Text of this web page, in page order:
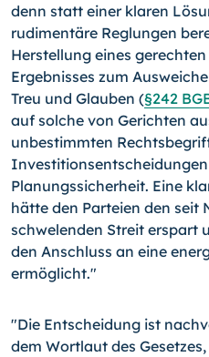
denn statt einer klaren
rudimentäre Reglungen
Herstellung eines
Ergebnisses zum
Treu und Glauben (§242
auf solche von Gerichten
unbestimmten
Planungssicherheit. Eine
hätte den Parteien den seit
schwelenden Streit erspart
den Anschluss an eine
ermöglicht."
"Die Entscheidung ist
dem Wortlaut des Gesetzes,